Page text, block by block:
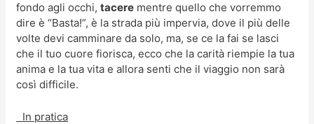
fondo agli occhi,tacere mentre quello che vorremmo
dire è “Basta!”, è la strada più impervia, dove il più delle
volte devi camminare da solo, ma, se ce la fai se lasci
che il tuo cuore fiorisca, ecco che la carità riempie la tua
anima e la tua vita e allora senti che il viaggio non sarà
così difficile.
In pratica